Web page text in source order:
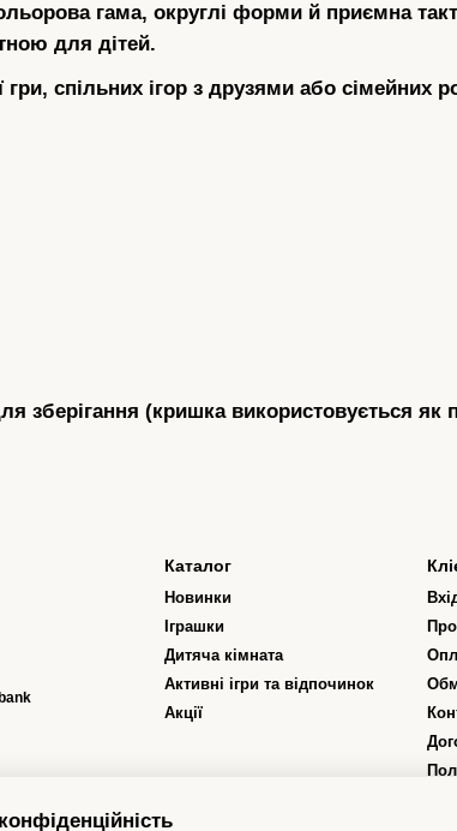
гама, округлі форми й приємна
для дітей.
гри, спільних ігор з друзями або сімейних
зберігання (кришка використовується як
Каталог
Новинки
Іграшки
Дитяча кімната
Активні ігри та відпочинок
Акції